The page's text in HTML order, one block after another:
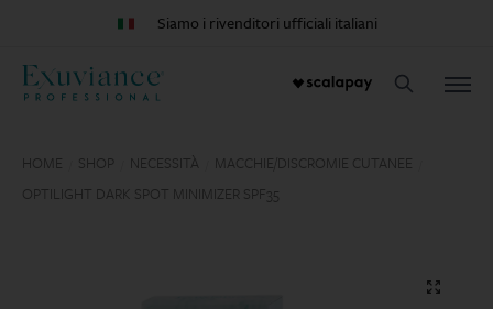
Siamo i rivenditori ufficiali italiani
HOME SHOP NECESSITÀ MACCHIE/DISCROMIE CUTANEE
OPTILIGHT DARK SPOT MINIMIZER SPF35
🔍